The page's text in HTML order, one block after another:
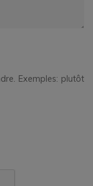
Exemples: plutôt